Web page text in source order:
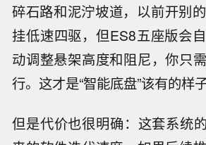
碎石路和泥泞坡道，以前开别
挂低速四驱，但ES8五座版会
动调整悬架高度和阻尼，你只
行。这才是“智能底盘”该有的样子
但是代价也很明确：这套系统